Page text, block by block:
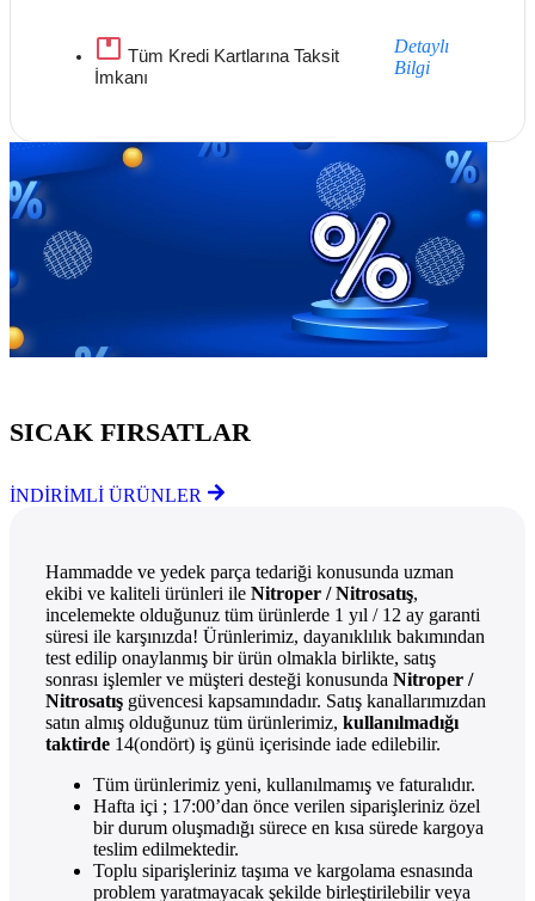
Tüm Kredi Kartlarına Taksit
İmkanı
Detaylı
Bilgi
SICAK FIRSATLAR
İNDİRİMLİ ÜRÜNLER
Hammadde ve yedek parça tedariği konusunda uzman
ekibi ve kaliteli ürünleri ile Nitroper / Nitrosatış,
incelemekte olduğunuz tüm ürünlerde 1 yıl / 12 ay garanti
süresi ile karşınızda! Ürünlerimiz, dayanıklılık bakımından
test edilip onaylanmış bir ürün olmakla birlikte, satış
sonrası işlemler ve müşteri desteği konusunda Nitroper /
Nitrosatış güvencesi kapsamındadır. Satış kanallarımızdan
satın almış olduğunuz tüm ürünlerimiz, kullanılmadığı
taktirde 14(ondört) iş günü içerisinde iade edilebilir.
Tüm ürünlerimiz yeni, kullanılmamış ve faturalıdır.
Hafta içi ; 17:00’dan önce verilen siparişleriniz özel
bir durum oluşmadığı sürece en kısa sürede kargoya
teslim edilmektedir.
Toplu siparişleriniz taşıma ve kargolama esnasında
problem yaratmayacak şekilde birleştirilebilir veya